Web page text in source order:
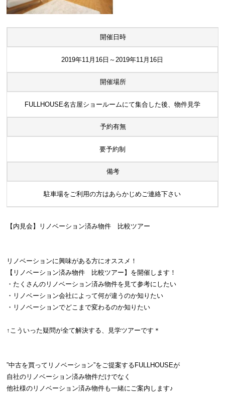
開催日時
2019年11月16日～2019年11月16日
開催場所
FULLHOUSE名古屋ショールームにて集合した後、物件見学
予約有無
要予約制
備考
駐車場をご利用の方はあらかじめご連絡下さい
【内見会】リノベーション済み物件 比較ツアー
リノベーションに興味がある方にオススメ！
【リノベーション済み物件 比較ツアー】を開催します！
・たくさんのリノベーション済み物件を見て参考にしたい
・リノベーション会社によって何が違うのか知りたい
・リノベーションでどこまで変わるのか知りたい
↑こういった疑問が全て解決する、見学ツアーです＊
”中古を買ってリノベーション”をご提案するFULLHOUSEが
自社のリノベーション済み物件だけでなく
他社様のリノベーション済み物件も一緒にご案内します♪